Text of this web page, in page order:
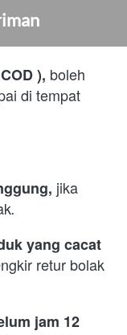
), boleh
di tempat
jika
.
yang cacat
retur bolak
jam 12